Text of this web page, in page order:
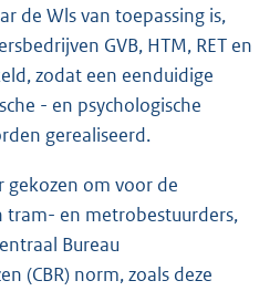
de Wls van toepassing is,
GVB, HTM, RET en
zodat een eenduidige
- en psychologische
gerealiseerd.
gekozen om voor de
tram- en metrobestuurders,
Bureau
(CBR) norm, zoals deze